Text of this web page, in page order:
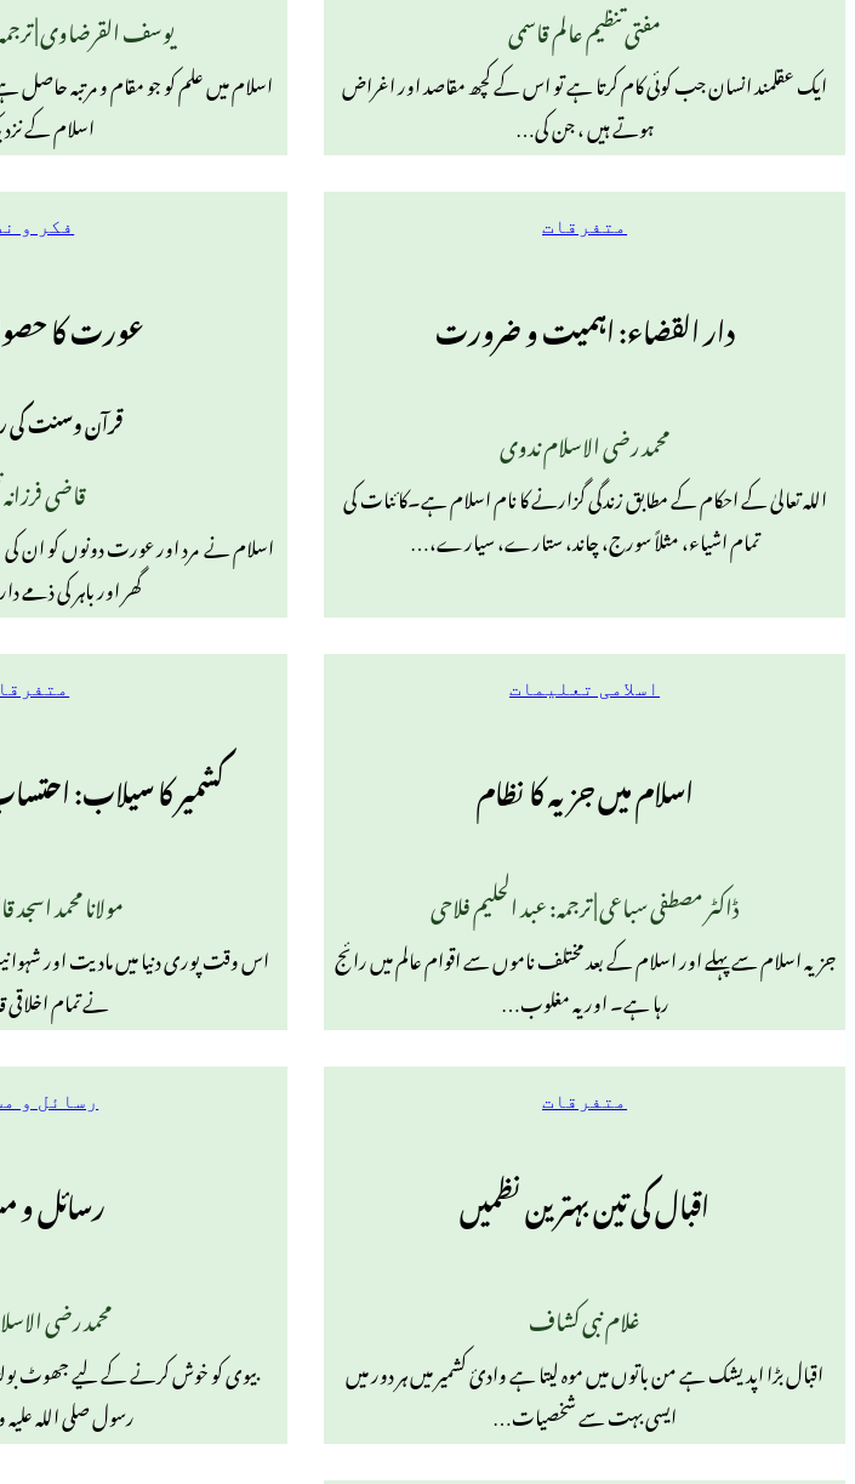
مفتی تنظیم عالم قاسمی
ایک عقلمند انسان جب کوئی کام کرتا ہے تو اس کے کچھ مقاصد اور اغراض
ہوتے ہیں ، جن کی…
یوسف القرضاوی |
اسلام میں علم کو جو مقام و مرتبہ حاصل
اسلام کے
متفرقات
دار القضاء: اہمیت و ضرورت
محمد رضی الاسلام ندوی
اللہ تعالیٰ کے احکام کے مطابق زندگی گزارنے کا نام اسلام ہے۔کائنات کی
تمام اشیاء، مثلاً سورج، چاند، ستارے، سیارے،…
فکر و
عورت کا
قرآن وسنت کی
قاضی
اسلام نے مرد اور عورت دونوں کو ان
گھر اور باہر کی ذمے
اسلامی تعلیمات
اسلام میں جزیہ کا نظام
ڈاکٹر مصطفی سباعی | ترجمہ: عبد الحلیم فلاحی
جزیہ اسلام سے پہلے اور اسلام کے بعد مختلف ناموں سے اقوام عالم میں رائج
رہا ہے۔ اور یہ مغلوب…
کشمیر کا سیلاب:
مولانا محمد
اس وقت پوری دنیا میں مادیت اور
نے تمام
متفرقات
اقبال کی تین بہترین نظمیں
غلام نبی کشاف
اقبال بڑا اپدیشک ہے من باتوں میں موہ لیتا ہے وادیٔ کشمیر میں ہر دور میں
ایسی بہت سے شخصیات…
رسائل و
رسائل و
محمد رضی
بیوی کو خوش کرنے کے لیے جھوٹ
رسول صلی اللہ